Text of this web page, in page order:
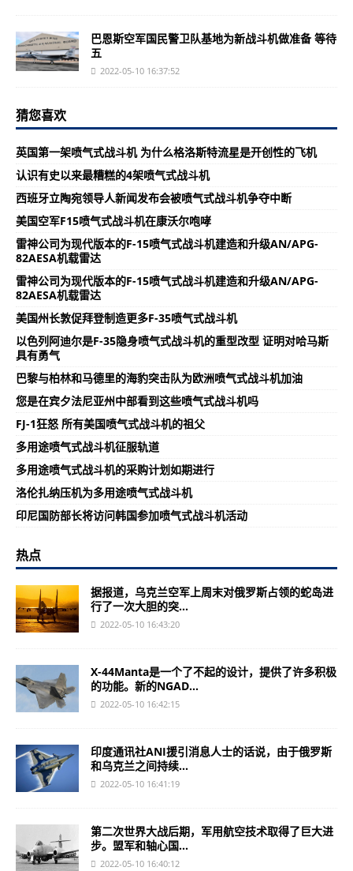
巴恩斯空军国民警卫队基地为新战斗机做准备 等待
五
2022-05-10 16:37:52
猜您喜欢
英国第一架喷气式战斗机 为什么格洛斯特流星是开创性的飞机
认识有史以来最糟糕的4架喷气式战斗机
西班牙立陶宛领导人新闻发布会被喷气式战斗机争夺中断
美国空军F15喷气式战斗机在康沃尔咆哮
雷神公司为现代版本的F-15喷气式战斗机建造和升级AN/APG-
82AESA机载雷达
雷神公司为现代版本的F-15喷气式战斗机建造和升级AN/APG-
82AESA机载雷达
美国州长敦促拜登制造更多F-35喷气式战斗机
以色列阿迪尔是F-35隐身喷气式战斗机的重型改型 证明对哈马斯
具有勇气
巴黎与柏林和马德里的海豹突击队为欧洲喷气式战斗机加油
您是在宾夕法尼亚州中部看到这些喷气式战斗机吗
FJ-1狂怒 所有美国喷气式战斗机的祖父
多用途喷气式战斗机征服轨道
多用途喷气式战斗机的采购计划如期进行
洛伦扎纳压机为多用途喷气式战斗机
印尼国防部长将访问韩国参加喷气式战斗机活动
热点
据报道，乌克兰空军上周末对俄罗斯占领的蛇岛进
行了一次大胆的突...
2022-05-10 16:43:20
X-44Manta是一个了不起的设计，提供了许多积极
的功能。新的NGAD...
2022-05-10 16:42:15
印度通讯社ANI援引消息人士的话说，由于俄罗斯
和乌克兰之间持续...
2022-05-10 16:41:19
第二次世界大战后期，军用航空技术取得了巨大进
步。盟军和轴心国...
2022-05-10 16:40:12